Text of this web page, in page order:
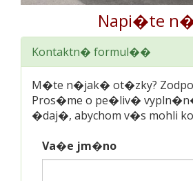
Napi�te
Kontaktn� formul��
M�te n�jak� ot�zky?
Pros�me o pe�liv�
�daj�, abychom v�s mohli
Va�e jm�no